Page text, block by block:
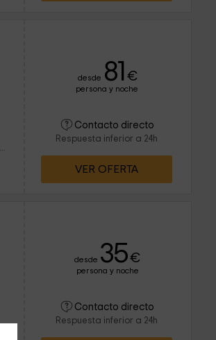
desde 81 €
persona y noche
Contacto directo
Respuesta inferior a 24h
VER OFERTA
desde 35€
persona y noche
Contacto directo
Respuesta inferior a 24h